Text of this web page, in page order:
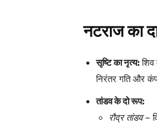
नटराज का
सृष्टि का नृत्य:शिव
निरंतर गति और
तांडव के दो रूप:
रौद्र तांडव–